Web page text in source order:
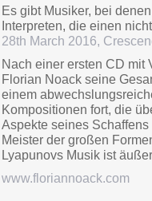
Es gibt Musiker, bei
Interpreten, die einen
28th March 2016,
Nach einer ersten CD mit
Florian Noack seine
einem
Kompositionen fort, die
Aspekte seines
Meister der großen
Lyapunovs Musik ist
www.floriannoack.com